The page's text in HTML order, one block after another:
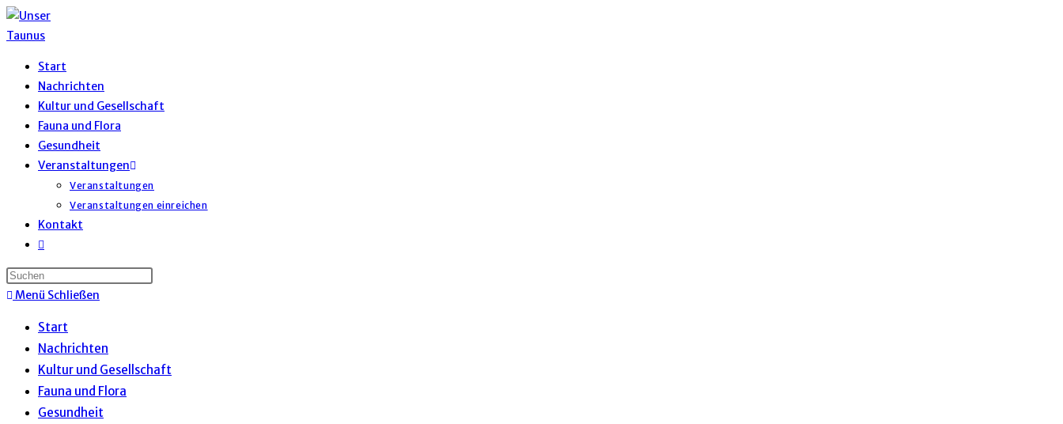
Start
Nachrichten
Kultur und Gesellschaft
Fauna und Flora
Gesundheit
Veranstaltungen
Veranstaltungen
Veranstaltungen einreichen
Kontakt
Menü Schließen
Start
Nachrichten
Kultur und Gesellschaft
Fauna und Flora
Gesundheit